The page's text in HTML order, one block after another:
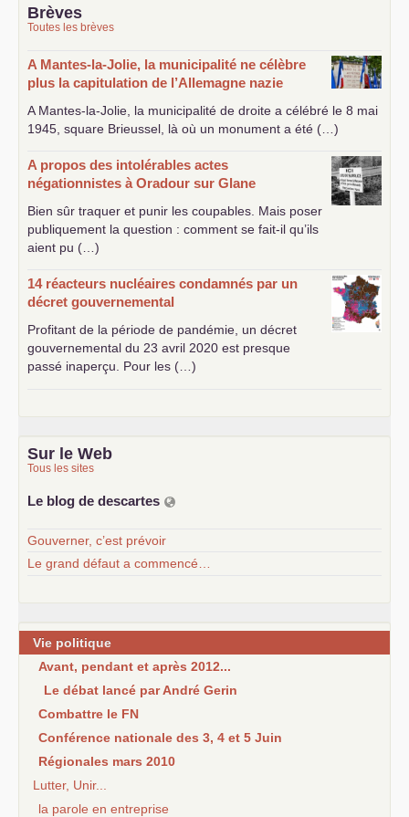
Brèves
Toutes les brèves
A Mantes-la-Jolie, la municipalité ne célèbre
plus la capitulation de l’Allemagne nazie
A Mantes-la-Jolie, la municipalité de droite a célébré le 8 mai
1945, square Brieussel, là où un monument a été (…)
A propos des intolérables actes
négationnistes à Oradour sur Glane
Bien sûr traquer et punir les coupables. Mais poser
publiquement la question : comment se fait-il qu’ils
aient pu (…)
14 réacteurs nucléaires condamnés par un
décret gouvernemental
Profitant de la période de pandémie, un décret
gouvernemental du 23 avril 2020 est presque
passé inaperçu. Pour les (…)
Sur le Web
Tous les sites
Le blog de descartes
Gouverner, c’est prévoir
Le grand défaut a commencé…
Vie politique
Avant, pendant et après 2012...
Le débat lancé par André Gerin
Combattre le FN
Conférence nationale des 3, 4 et 5 Juin
Régionales mars 2010
Lutter, Unir...
la parole en entreprise